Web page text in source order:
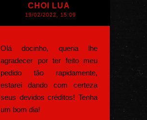
CHOI LUA
19/02/2022, 15:09
Olá docinho, queria lhe
agradecer por ter feito meu
pedido tão rapidamente,
estarei dando com certeza
seus devidos créditos! Tenha
um bom dia!